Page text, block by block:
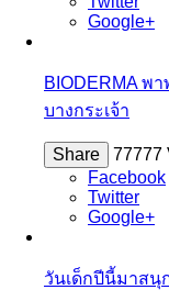
Google+
BIODERMA พ
บางกระเจ้า
Share
77777
Facebook
Twitter
Google+
วันเด็กปีนี้มาสนุ